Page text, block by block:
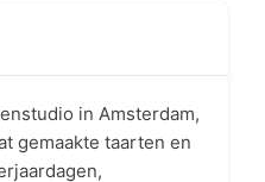
in Amsterdam,
gemaakte taarten en